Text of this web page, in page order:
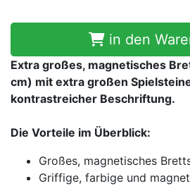
in den
Extra großes, magnetisches
cm) mit extra großen
kontrastreicher Beschriftung.
Die Vorteile im Überblick:
Großes, magnetisches
Griffige, farbige und